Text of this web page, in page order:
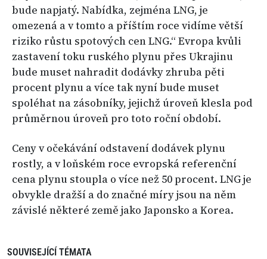
bude napjatý. Nabídka, zejména LNG, je
omezená a v tomto a příštím roce vidíme větší
riziko růstu spotových cen LNG.“ Evropa kvůli
zastavení toku ruského plynu přes Ukrajinu
bude muset nahradit dodávky zhruba pěti
procent plynu a více tak nyní bude muset
spoléhat na zásobníky, jejichž úroveň klesla pod
průměrnou úroveň pro toto roční období.
Ceny v očekávání odstavení dodávek plynu
rostly, a v loňském roce evropská referenční
cena plynu stoupla o více než 50 procent. LNG je
obvykle dražší a do značné míry jsou na něm
závislé některé země jako Japonsko a Korea.
SOUVISEJÍCÍ TÉMATA